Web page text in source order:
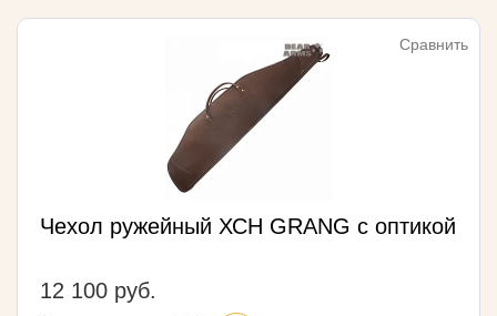
Сравнить
Чехол ружейный ХСН GRANG с оптикой
12 100 руб.